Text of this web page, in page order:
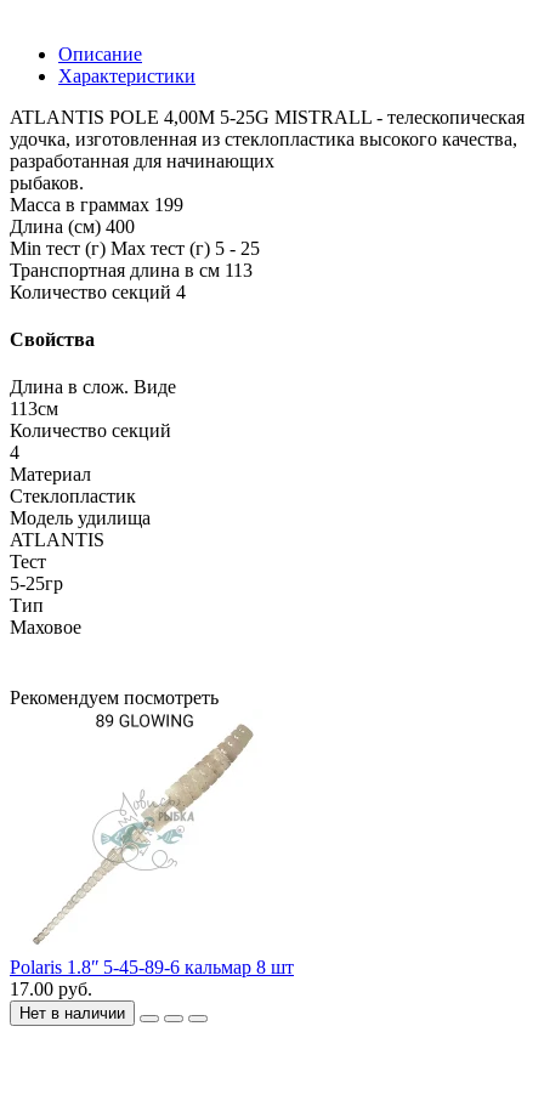
Описание
Характеристики
ATLANTIS POLE 4,00M 5-25G MISTRALL - телескопическая
удочка, изготовленная из стеклопластика высокого качества,
разработанная для начинающих
рыбаков.
Масса в граммах 199
Длина (см) 400
Min тест (г) Max тест (г) 5 - 25
Транспортная длина в см 113
Количество секций 4
Свойства
Длина в слож. Виде
113см
Количество секций
4
Материал
Стеклопластик
Модель удилища
ATLANTIS
Тест
5-25гр
Тип
Маховое
Рекомендуем посмотреть
Polaris 1.8ʺ 5-45-89-6 кальмар 8 шт
17.00 руб.
Нет в наличии